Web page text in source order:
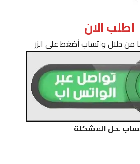
اطلب الان
خلال واتساب أضغط على الزر
لحل المشكلة